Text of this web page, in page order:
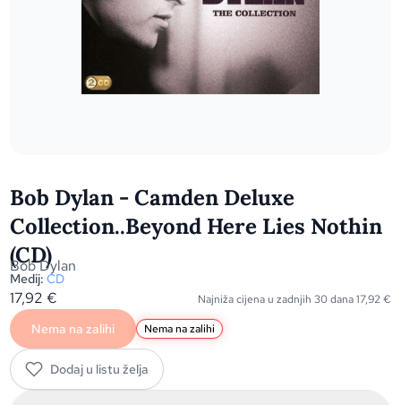
Bob Dylan - Camden Deluxe
Collection..Beyond Here Lies Nothin
(CD)
Bob Dylan
Medij: CD
17,92€ Najniža cijena u zadnjih 30 dana17,92€
Nema na zalihi Nema na zalihi
Dodaj u listu želja